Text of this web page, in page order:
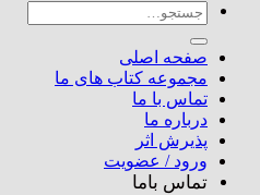
جستجو
برای:
صفحه اصلی
مجموعه کتاب های ما
تماس با ما
درباره ما
پذیرش اثر
ورود / عضویت
تماس باما